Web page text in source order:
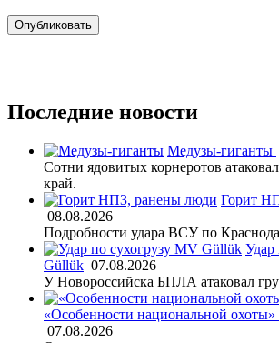
Последние новости
Медузы-гиганты
Сотни ядовитых корнеротов
край.
Горит
08.08.2026
Подробности удара ВСУ по
Удар
Güllük 07.08.2026
У Новороссийска БПЛА атаковал
«Особенности национальной охоты»
07.08.2026